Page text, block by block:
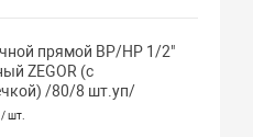
прямой ВР/НР 1/2"
ZEGOR (с
/80/8 шт.уп/
/ шт.